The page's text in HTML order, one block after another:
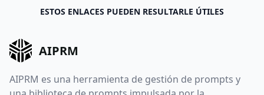
ESTOS ENLACES PUEDEN RESULTARLE ÚTILES
AIPRM
AIPRM es una herramienta de gestión de prompts y